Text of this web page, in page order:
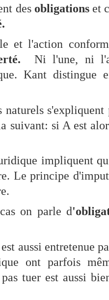
des obligationset
et l'action
Ni l'une, ni
Kant
naturels
suivant: si A est
impliquent
Le principe
on parle d
aussi entretenue
ont parfois
tuer est aussi